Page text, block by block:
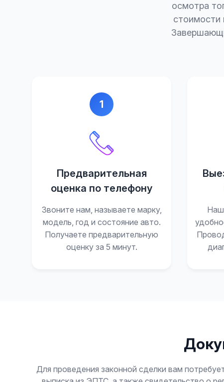
осмотра
стоимости
1
Предварительная
оценка по телефону
Звоните нам, называете марку,
модель, год и состояние авто.
Получаете предварительную
оценку за 5 минут.
Наш
Для проведения законной сделки вам